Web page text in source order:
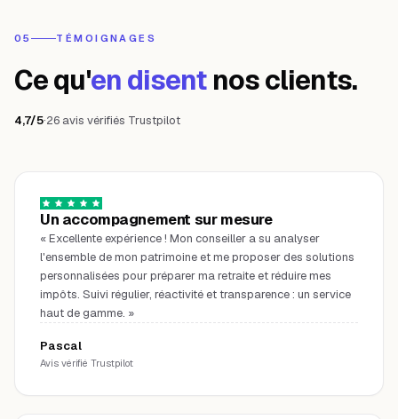
05 TÉMOIGNAGES
Ce qu'en disent nos clients.
4,7/5·26 avis vérifiés Trustpilot
Un accompagnement sur mesure
«Excellente expérience ! Mon conseiller a su analyser
l'ensemble de mon patrimoine et me proposer des solutions
personnalisées pour préparer ma retraite et réduire mes
impôts. Suivi régulier, réactivité et transparence : un service
haut de gamme. »
Pascal
Avis vérifié Trustpilot